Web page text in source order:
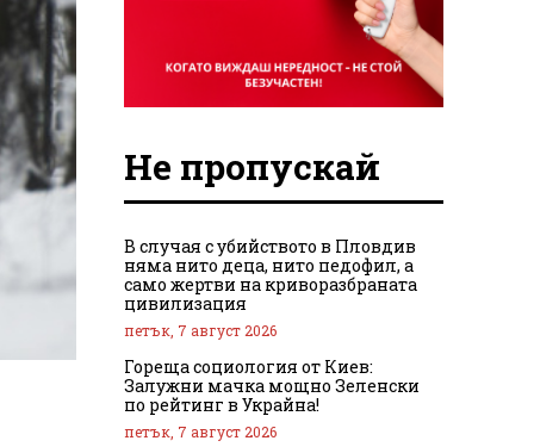
Не пропускай
В случая с убийството в Пловдив
няма нито деца, нито педофил, а
само жертви на криворазбраната
цивилизация
петък, 7 август 2026
Гореща социология от Киев:
Залужни мачка мощно Зеленски
по рейтинг в Украйна!
петък, 7 август 2026